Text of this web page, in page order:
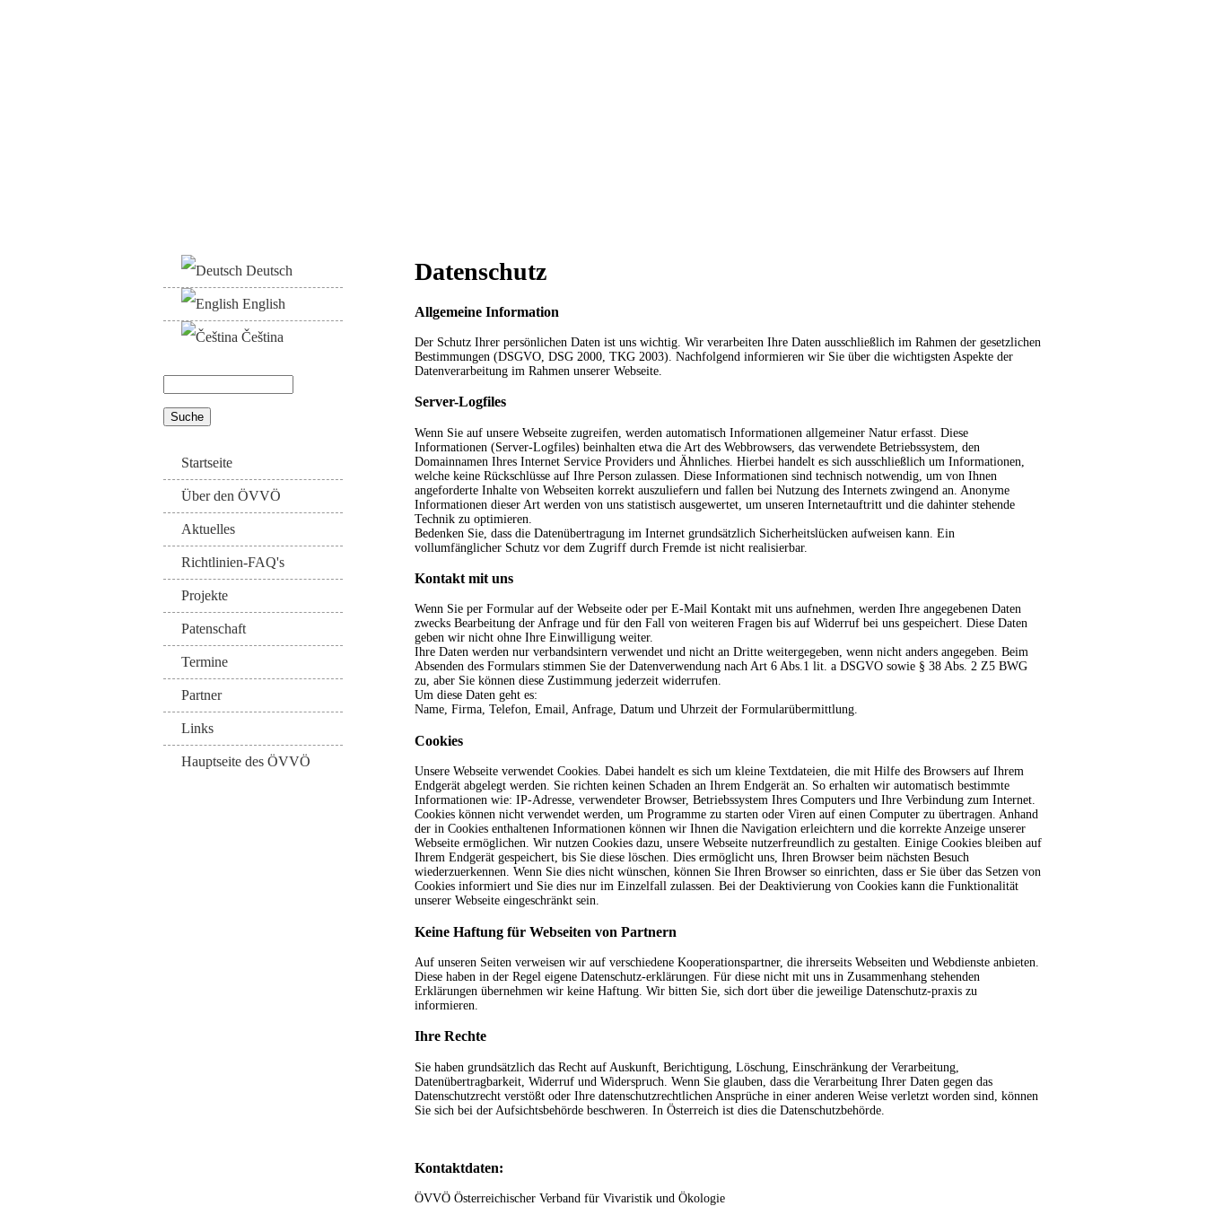
Deutsch
English
Čeština
Suchformular
Startseite
Über den ÖVVÖ
Aktuelles
Richtlinien-FAQ's
Projekte
Patenschaft
Termine
Partner
Links
Hauptseite des ÖVVÖ
Datenschutz
Allgemeine Information
Der Schutz Ihrer persönlichen Daten ist uns wichtig. Wir verarbeiten Ihre Daten ausschließlich im Rahmen der gesetzlichen
Bestimmungen (DSGVO, DSG 2000, TKG 2003). Nachfolgend informieren wir Sie über die wichtigsten Aspekte der
Datenverarbeitung im Rahmen unserer Webseite.
Server-Logfiles
Wenn Sie auf unsere Webseite zugreifen, werden automatisch Informationen allgemeiner Natur erfasst. Diese
Informationen (Server-Logfiles) beinhalten etwa die Art des Webbrowsers, das verwendete Betriebssystem, den
Domainnamen Ihres Internet Service Providers und Ähnliches. Hierbei handelt es sich ausschließlich um Informationen,
welche keine Rückschlüsse auf Ihre Person zulassen. Diese Informationen sind technisch notwendig, um von Ihnen
angeforderte Inhalte von Webseiten korrekt auszuliefern und fallen bei Nutzung des Internets zwingend an. Anonyme
Informationen dieser Art werden von uns statistisch ausgewertet, um unseren Internetauftritt und die dahinter stehende
Technik zu optimieren.
Bedenken Sie, dass die Datenübertragung im Internet grundsätzlich Sicherheitslücken aufweisen kann. Ein
vollumfänglicher Schutz vor dem Zugriff durch Fremde ist nicht realisierbar.
Kontakt mit uns
Wenn Sie per Formular auf der Webseite oder per E-Mail Kontakt mit uns aufnehmen, werden Ihre angegebenen Daten
zwecks Bearbeitung der Anfrage und für den Fall von weiteren Fragen bis auf Widerruf bei uns gespeichert. Diese Daten
geben wir nicht ohne Ihre Einwilligung weiter.
Ihre Daten werden nur verbandsintern verwendet und nicht an Dritte weitergegeben, wenn nicht anders angegeben. Beim
Absenden des Formulars stimmen Sie der Datenverwendung nach Art 6 Abs.1 lit. a DSGVO sowie § 38 Abs. 2 Z5 BWG
zu, aber Sie können diese Zustimmung jederzeit widerrufen.
Um diese Daten geht es:
Name, Firma, Telefon, Email, Anfrage, Datum und Uhrzeit der Formularübermittlung.
Cookies
Unsere Webseite verwendet Cookies. Dabei handelt es sich um kleine Textdateien, die mit Hilfe des Browsers auf Ihrem
Endgerät abgelegt werden. Sie richten keinen Schaden an Ihrem Endgerät an. So erhalten wir automatisch bestimmte
Informationen wie: IP-Adresse, verwendeter Browser, Betriebssystem Ihres Computers und Ihre Verbindung zum Internet.
Cookies können nicht verwendet werden, um Programme zu starten oder Viren auf einen Computer zu übertragen. Anhand
der in Cookies enthaltenen Informationen können wir Ihnen die Navigation erleichtern und die korrekte Anzeige unserer
Webseite ermöglichen. Wir nutzen Cookies dazu, unsere Webseite nutzerfreundlich zu gestalten. Einige Cookies bleiben auf
Ihrem Endgerät gespeichert, bis Sie diese löschen. Dies ermöglicht uns, Ihren Browser beim nächsten Besuch
wiederzuerkennen. Wenn Sie dies nicht wünschen, können Sie Ihren Browser so einrichten, dass er Sie über das Setzen von
Cookies informiert und Sie dies nur im Einzelfall zulassen. Bei der Deaktivierung von Cookies kann die Funktionalität
unserer Webseite eingeschränkt sein.
Keine Haftung für Webseiten von Partnern
Auf unseren Seiten verweisen wir auf verschiedene Kooperationspartner, die ihrerseits Webseiten und Webdienste anbieten.
Diese haben in der Regel eigene Datenschutz-erklärungen. Für diese nicht mit uns in Zusammenhang stehenden
Erklärungen übernehmen wir keine Haftung. Wir bitten Sie, sich dort über die jeweilige Datenschutz-praxis zu
informieren.
Ihre Rechte
Sie haben grundsätzlich das Recht auf Auskunft, Berichtigung, Löschung, Einschränkung der Verarbeitung,
Datenübertragbarkeit, Widerruf und Widerspruch. Wenn Sie glauben, dass die Verarbeitung Ihrer Daten gegen das
Datenschutzrecht verstößt oder Ihre datenschutzrechtlichen Ansprüche in einer anderen Weise verletzt worden sind, können
Sie sich bei der Aufsichtsbehörde beschweren. In Österreich ist dies die Datenschutzbehörde.
Kontaktdaten:
ÖVVÖ Österreichischer Verband für Vivaristik und Ökologie